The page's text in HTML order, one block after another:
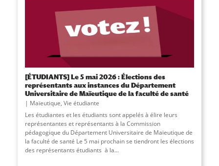
[ÉTUDIANTS] Le 5 mai 2026 : Élections des
représentants aux instances du Département
Universitaire de Maïeutique de la faculté de santé
Maïeutique, Vie étudiante
Les étudiantes et les étudiants sont appelés à élire leurs
représentantes et représentants à la Commission
pédagogique du Département Universitaire de Maïeutique de
la faculté de santé Le 5 mai prochain se tiendront les élections
des représentants étudiants à la...